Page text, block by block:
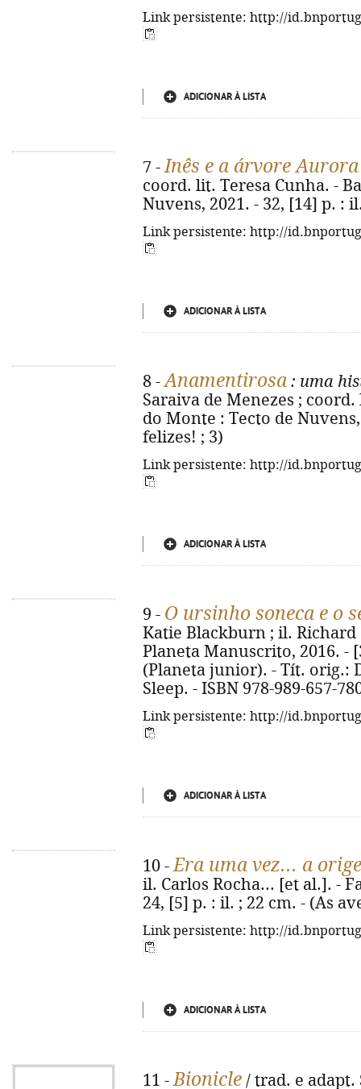
Link persistente: http://
ADICIONAR À LISTA
7 -Inês e a árvore Aurora
coord. lit. Teresa Cunha. -
Nuvens, 2021. - 32, [14] p. :
Link persistente: http://
ADICIONAR À LISTA
8 -Anamentirosa : uma
Saraiva de Menezes ;
do Monte : Tecto de
felizes! ; 3)
Link persistente: http://
ADICIONAR À LISTA
9 - O ursinho soneca e o
Katie Blackburn ; il. Richard
Planeta Manuscrito, 2016. -
(Planeta junior). - Tít. orig.:
Sleep. - ISBN 978-989-657-
Link persistente: http://
ADICIONAR À LISTA
10 -Era uma vez... a
il. Carlos Rocha... [et al.]. -
24, [5] p. : il. ; 22 cm. - (As
Link persistente: http://
ADICIONAR À LISTA
11 -Bionicle / trad. e adapt.